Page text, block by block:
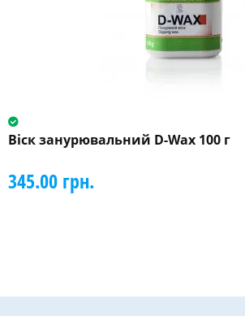
Віск занурювальний D-Wax 100 г
345.00 грн.